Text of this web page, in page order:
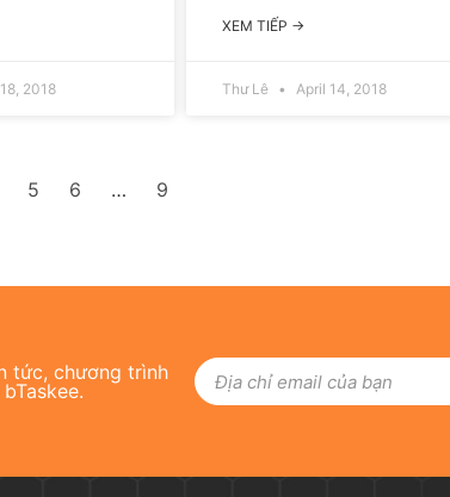
2018
XEM TIẾP →
Thư Lê April 14, 2018
5 6 … 9
tức, chương trình